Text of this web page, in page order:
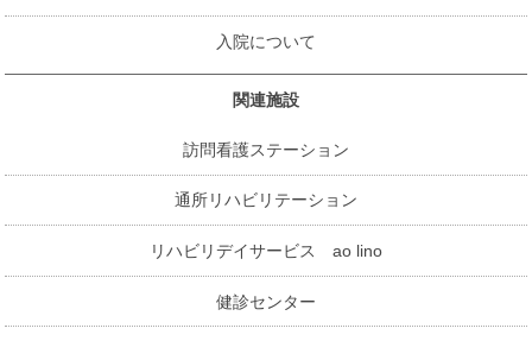
入院について
関連施設
訪問看護ステーション
通所リハビリテーション
リハビリデイサービス ao lino
健診センター